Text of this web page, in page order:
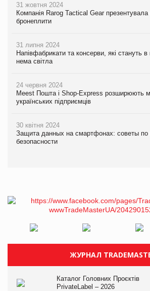
31 жовтня 2024
Компанія Rarog Tactical Gear презентувала
бронеплити
31 липня 2024
Напівфабрикати та консерви, які стануть в
нема світла
24 червня 2024
Meest Пошта і Shop-Express розширюють
українських підприємців
30 квітня 2024
Защита данных на смартфонах: советы
безопасности
ЖУРНАЛ
Каталог Головних Проєктів
PrivateLabel – 2026